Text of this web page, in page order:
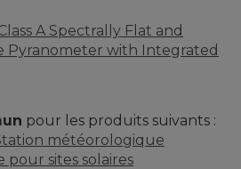
A Spectrally Flat and
Pyranometer with Integrated
pour les produits suivants :
météorologique
pour sites solaires